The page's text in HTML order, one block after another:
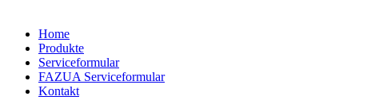
Home
Produkte
Serviceformular
FAZUA Serviceformular
Kontakt